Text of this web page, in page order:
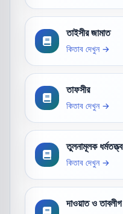
তাইসীর জামাত
কিতাব দেখুন →
তাফসীর
কিতাব দেখুন →
তুলনামূলক ধর্মতত্ত্ব
কিতাব দেখুন →
দাওয়াত ও তাবলীগ